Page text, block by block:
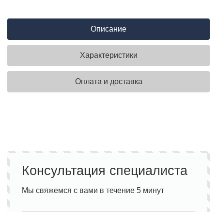
Описание
Характеристики
Оплата и доставка
Консультация специалиста
Мы свяжемся с вами в течение 5 минут